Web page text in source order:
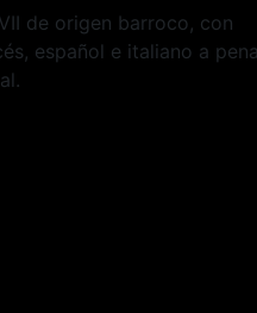
de origen barroco, con
español e italiano a